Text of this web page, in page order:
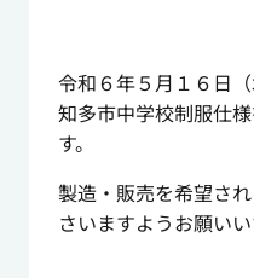
令和６年５月１６日
知多市中学校制服仕
す。
製造・販売を希望さ
さいますようお願いい